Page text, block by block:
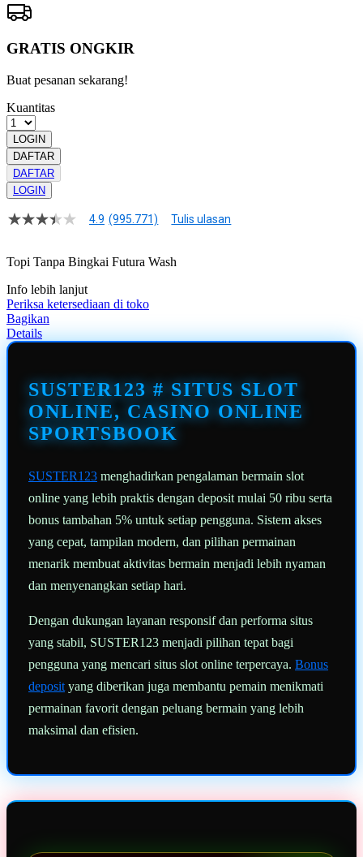
GRATIS ONGKIR
Buat pesanan sekarang!
Kuantitas
LOGIN
DAFTAR
DAFTAR
LOGIN
4.9
bintang,
rating
rata-
rata.
Read
13
Reviews.
halaman
yang
sama.
4.9 (995.771) Tulis ulasan
Topi Tanpa Bingkai Futura Wash
Info lebih lanjut
Periksa ketersediaan di toko
Bagikan
Details
SUSTER123 # SITUS SLOT
ONLINE, CASINO ONLINE
SPORTSBOOK
SUSTER123 menghadirkan pengalaman bermain slot
online yang lebih praktis dengan deposit mulai 50 ribu serta
bonus tambahan 5% untuk setiap pengguna. Sistem akses
yang cepat, tampilan modern, dan pilihan permainan
menarik membuat aktivitas bermain menjadi lebih nyaman
dan menyenangkan setiap hari.
Dengan dukungan layanan responsif dan performa situs
yang stabil, SUSTER123 menjadi pilihan tepat bagi
pengguna yang mencari situs slot online terpercaya. Bonus
deposit yang diberikan juga membantu pemain menikmati
permainan favorit dengan peluang bermain yang lebih
maksimal dan efisien.